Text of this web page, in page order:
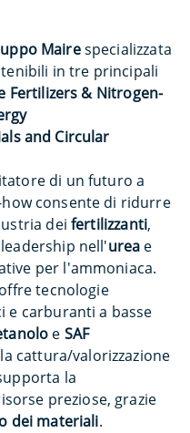
Mairespecializzata
in tre principali
Fertilizers & Nitrogen-
and Circular
di un futuro a
consente di ridurre
dei fertilizzanti,
nell'urea e
per l'ammoniaca.
tecnologie
e carburanti a basse
e SAF
cattura/valorizzazione
la
preziose, grazie
dei materiali.